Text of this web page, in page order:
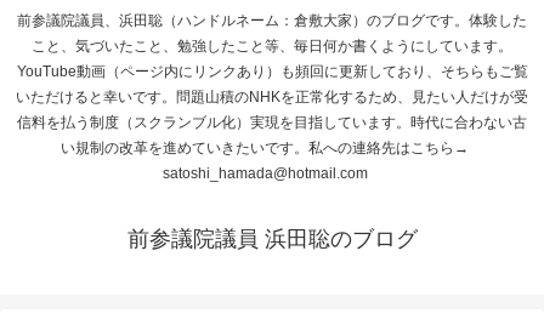
前参議院議員、浜田聡（ハンドルネーム：倉敷大家）のブログです。体験した
こと、気づいたこと、勉強したこと等、毎日何か書くようにしています。
YouTube動画（ページ内にリンクあり）も頻回に更新しており、そちらもご覧
いただけると幸いです。問題山積のNHKを正常化するため、見たい人だけが受
信料を払う制度（スクランブル化）実現を目指しています。時代に合わない古
い規制の改革を進めていきたいです。私への連絡先はこちら→
satoshi_hamada@hotmail.com
前参議院議員 浜田聡のブログ